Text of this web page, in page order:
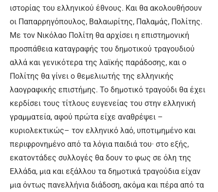
ιστορίας του ελληνικού έθνους. Και θα ακολουθήσουν
οι Παπαρρηγόπουλος, Βαλαωρίτης, Παλαμάς, Πολίτης.
Με τον Νικόλαο Πολίτη θα αρχίσει η επιστημονική
προσπάθεια καταγραφής του δημοτικού τραγουδιού
αλλά και γενικότερα της λαϊκής παράδοσης, και ο
Πολίτης θα γίνει ο θεμελιωτής της ελληνικής
λαογραφικής επιστήμης. Το δημοτικό τραγούδι θα έχει
κερδίσει τους τίτλους ευγενείας του στην ελληνική
γραμματεία, αφού πρώτα είχε αναθρέψει –
κυριολεκτικώς– τον ελληνικό λαό, υποτιμημένο και
περιφρονημένο από τα λόγια παιδιά του· στο εξής,
εκατοντάδες συλλογές θα δουν το φως σε όλη της
Ελλάδα, μια και εξάλλου τα δημοτικά τραγούδια είχαν
μια όντως πανελλήνια διάδοση, ακόμα και πέρα από τα